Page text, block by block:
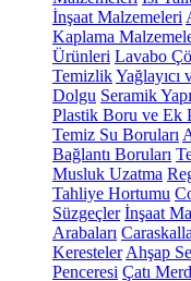
İnşaat Malzemeleri
Kaplama
Ürünleri Lavabo
TemizlikYağlayıcı
Dolgu Seramik
Plastik Boru ve Ek
Temiz Su Boruları
Bağlantı Boruları
Musluk Uzatma
Tahliye Hortumu
Süzgeçler İnşaat
Arabaları
Keresteler Ahşap
Penceresi Çatı